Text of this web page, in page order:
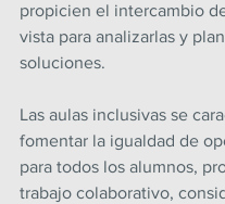
propicien el intercambio
vista para analizarlas y
soluciones.
Las aulas inclusivas se
fomentar la igualdad de
para todos los alumnos,
trabajo colaborativo,